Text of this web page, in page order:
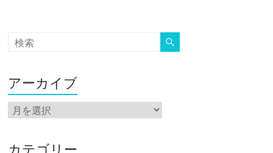
アーカイブ
ア
ー
イ
カテゴリー